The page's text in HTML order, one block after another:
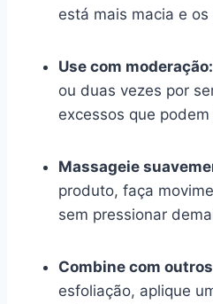
está mais macia e
Use com moderação:
ou duas vezes por
excessos que
Massageie
produto, faça
sem pressionar
Combine com
esfoliação, aplique